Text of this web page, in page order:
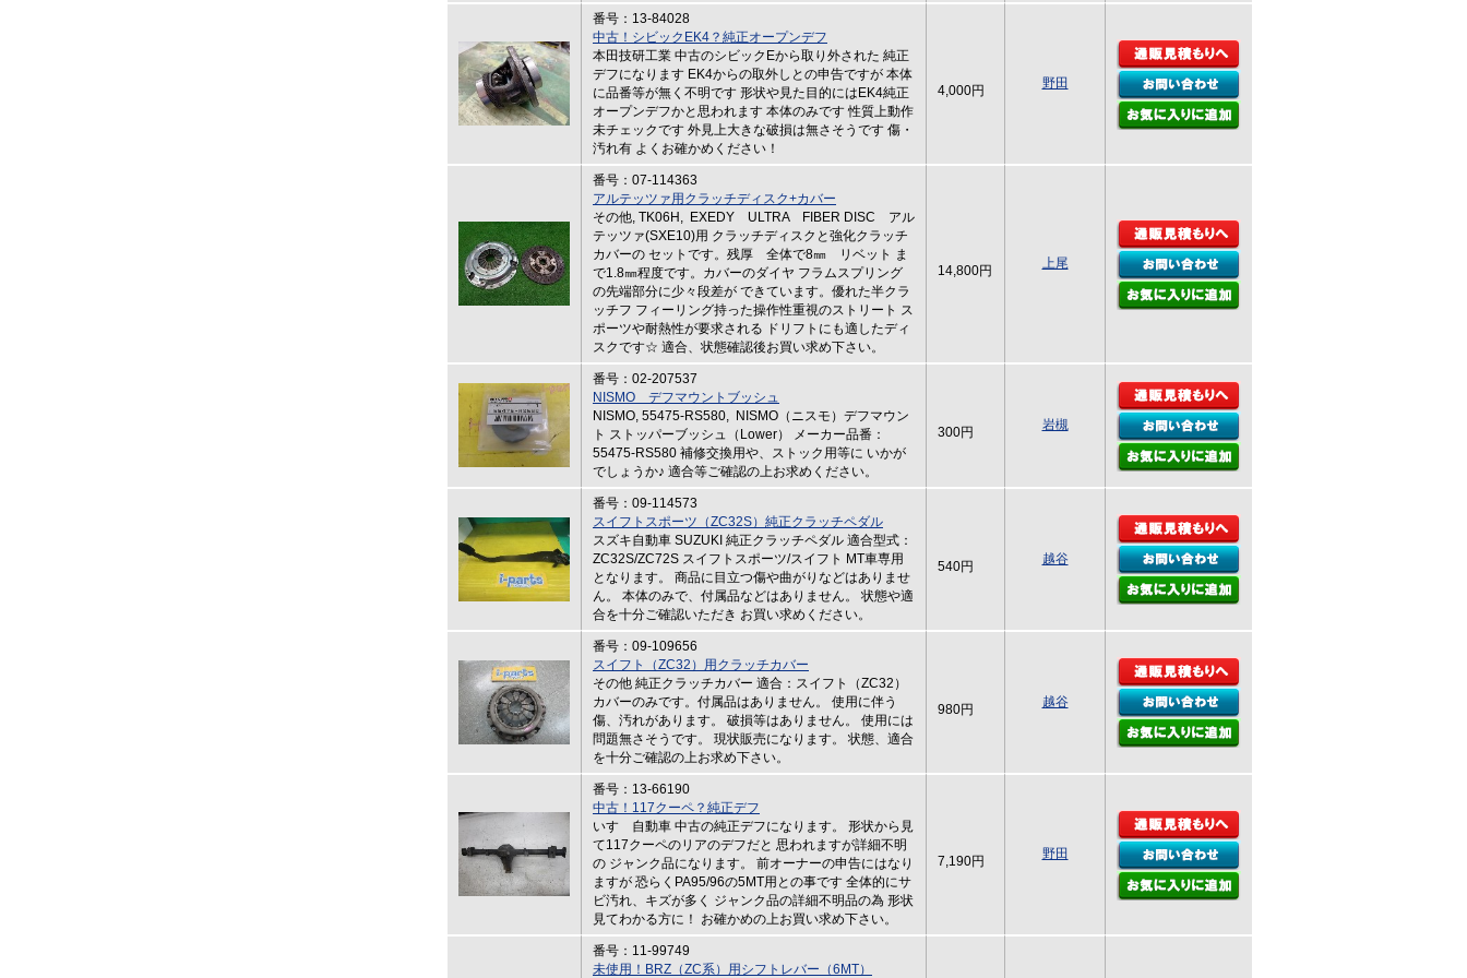
番号：13-84028
中古！シビックEK4？純正オープンデフ
本田技研工業 中古のシビックEから取り外された 純正
デフになります EK4からの取外しとの申告ですが 本体
に品番等が無く不明です 形状や見た目的にはEK4純正
オープンデフかと思われます 本体のみです 性質上動作
未チェックです 外見上大きな破損は無さそうです 傷・
汚れ有 よくお確かめください！
4,000円 野田
番号：07-114363
アルテッツァ用クラッチディスク+カバー
その他, TK06H, EXEDY ULTRA FIBER DISC アル
テッツァ(SXE10)用 クラッチディスクと強化クラッチ
カバーの セットです。残厚 全体で8㎜ リベット ま
で1.8㎜程度です。カバーのダイヤ フラムスプリング
の先端部分に少々段差が できています。優れた半クラ
ッチフ フィーリング持った操作性重視のストリート ス
ポーツや耐熱性が要求される ドリフトにも適したディ
スクです☆ 適合、状態確認後お買い求め下さい。
14,800円 上尾
番号：02-207537
NISMO デフマウントブッシュ
NISMO, 55475-RS580, NISMO（ニスモ）デフマウン
ト ストッパーブッシュ（Lower） メーカー品番：
55475-RS580 補修交換用や、ストック用等に いかが
でしょうか♪ 適合等ご確認の上お求めください。
300円 岩槻
番号：09-114573
スイフトスポーツ（ZC32S）純正クラッチペダル
スズキ自動車 SUZUKI 純正クラッチペダル 適合型式：
ZC32S/ZC72S スイフトスポーツ/スイフト MT車専用
となります。 商品に目立つ傷や曲がりなどはありませ
ん。 本体のみで、付属品などはありません。 状態や適
合を十分ご確認いただき お買い求めください。
540円 越谷
番号：09-109656
スイフト（ZC32）用クラッチカバー
その他 純正クラッチカバー 適合：スイフト（ZC32）
カバーのみです。付属品はありません。 使用に伴う
傷、汚れがあります。 破損等はありません。 使用には
問題無さそうです。 現状販売になります。 状態、適合
を十分ご確認の上お求め下さい。
980円 越谷
番号：13-66190
中古！117クーペ？純正デフ
いすゞ自動車 中古の純正デフになります。 形状から見
て117クーペのリアのデフだと 思われますが詳細不明
の ジャンク品になります。 前オーナーの申告にはなり
ますが 恐らくPA95/96の5MT用との事です 全体的にサ
ビ汚れ、キズが多く ジャンク品の詳細不明品の為 形状
見てわかる方に！ お確かめの上お買い求め下さい。
7,190円 野田
番号：11-99749
未使用！BRZ（ZC系）用シフトレバー（6MT）